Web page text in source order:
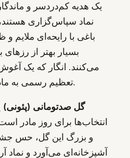
یک هدیه کم‌دردسر و
نماد سپاس‌گزاری
باغی با رایحه‌ای ملایم و
بسیار بهتر از رزهای
می‌کنند. انگار که یک
تعظیم رسمی به مادرتان هدیه می‌دهید.
گل صدتومانی (پئونی)
انتخاب‌ها برای روز مادر
و بزرگ این گل، حس
آشپزخانه‌ای می‌آورد و